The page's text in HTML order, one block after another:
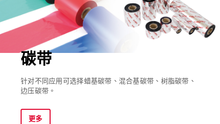
碳带
针对不同应用可选择蜡基碳带、混合基碳带、树脂碳带、
边压碳带。
更多